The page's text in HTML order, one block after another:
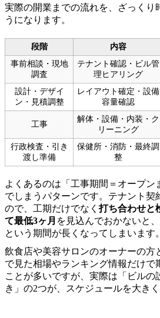
実際の開業までの流れを、ざっくり
うになります。
段階 内容
事前相談・現地
調査
テナント確認・ビル管
理ヒアリング
設計・デザイ
ン・見積調整
レイアウト確定・設備
容量確認
工事
解体・設備・内装・ク
リーニング
行政検査・引き
渡し準備
保健所・消防・最終調
整
よくあるのは「工事期間＝オープン
でしまうパターンです。テナント契
ので、工期だけでなく打ち合わせと
て最低3ヶ月 を見込んでおかないと
という期間が長くなってしまいます。
飲食店や美容サロンのオーナーの方
で見た相場やランキング情報だけで
ことが多いですが、実際は「ビルの
き」の2つが、スケジュールを大きく